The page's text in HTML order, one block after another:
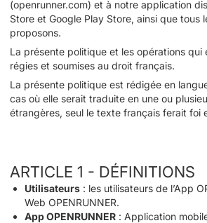
(openrunner.com) et à notre application
Store et Google Play Store, ainsi que tous
proposons.
La présente politique et les opérations qui
régies et soumises au droit français.
La présente politique est rédigée en
cas où elle serait traduite en une ou
étrangères, seul le texte français ferait foi
ARTICLE 1 - DÉFINITIONS
Utilisateurs : les utilisateurs de l’App
Web OPENRUNNER.
App OPENRUNNER : Application